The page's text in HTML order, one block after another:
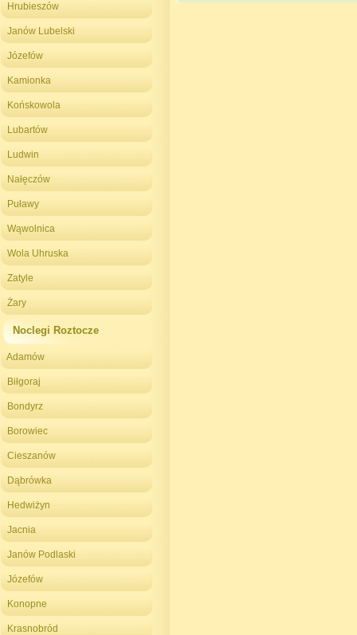
Hrubieszów
Janów Lubelski
Józefów
Kamionka
Końskowola
Lubartów
Ludwin
Nałęczów
Puławy
Wąwolnica
Wola Uhruska
Zatyle
Żary
Noclegi Roztocze
Adamów
Biłgoraj
Bondyrz
Borowiec
Cieszanów
Dąbrówka
Hedwiżyn
Jacnia
Janów Podlaski
Józefów
Konopne
Krasnobród